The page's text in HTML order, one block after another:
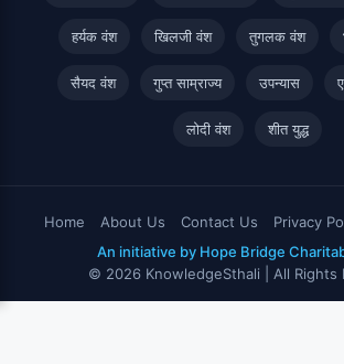
हर्यक वंश खिलजी वंश तुगलक वंश
सैयद वंश गुप्त साम्राज्य उपन्यास
लोदी वंश शीत युद्ध
Home About Us Contact Us Privacy
An initiative by Hope Bridge
© 2026 KnowledgeSthali | All Rights